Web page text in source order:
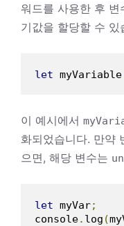
워드를 사용한 후
기값을 할당할 수 있
let myVariable
이 예시에서
화되었습니다. 만약
으면, 해당 변수는
let myVar;
console. log (